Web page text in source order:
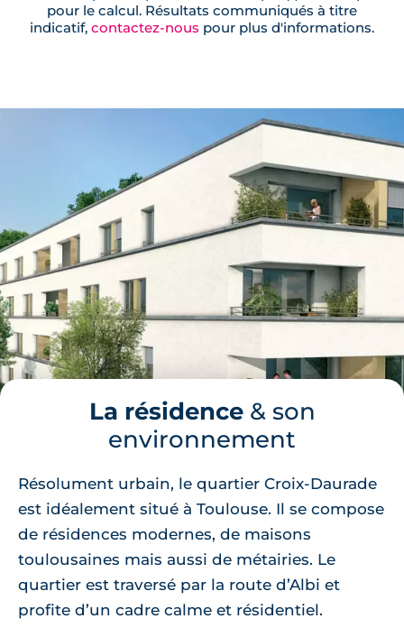
pour le calcul. Résultats communiqués à titre
indicatif, contactez-nous pour plus d'informations.
La résidence& son
environnement
Résolument urbain, le quartier Croix-Daurade
est idéalement situé à Toulouse. Il se compose
de résidences modernes, de maisons
toulousaines mais aussi de métairies. Le
quartier est traversé par la route d’Albi et
profite d’un cadre calme et résidentiel.